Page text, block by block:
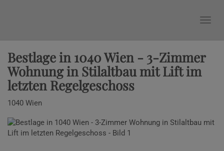
Bestlage in 1040 Wien - 3-Zimmer
Wohnung in Stilaltbau mit Lift im
letzten Regelgeschoss
1040 Wien